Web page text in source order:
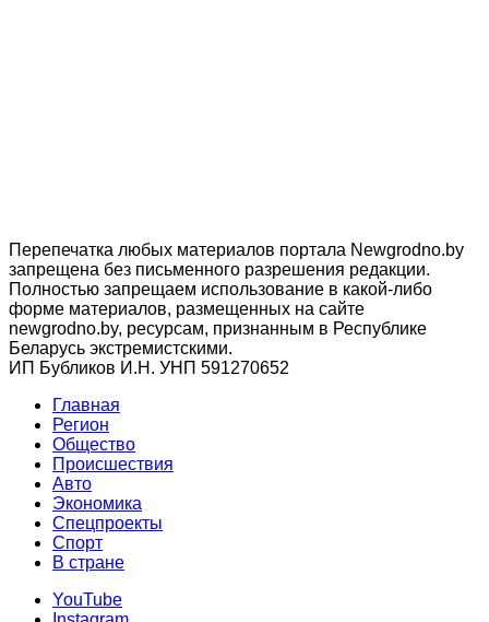
Перепечатка любых материалов портала Newgrodno.by
запрещена без письменного разрешения редакции.
Полностью запрещаем использование в какой-либо
форме материалов, размещенных на сайте
newgrodno.by, ресурсам, признанным в Республике
Беларусь экстремистскими.
ИП Бубликов И.Н. УНП 591270652
Главная
Регион
Общество
Происшествия
Авто
Экономика
Спецпроекты
Cпорт
В стране
YouTube